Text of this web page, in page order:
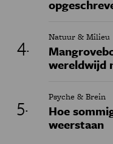
Natuur & Milieu
wereldwijd
Psyche & Brein
Hoe
weerstaan